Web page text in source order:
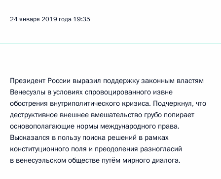
24 января 2019 года 19:35
Президент России выразил поддержку законным властям
Венесуэлы в условиях спровоцированного извне
обострения внутриполитического кризиса. Подчеркнул, что
деструктивное внешнее вмешательство грубо попирает
основополагающие нормы международного права.
Высказался в пользу поиска решений в рамках
конституционного поля и преодоления разногласий
в венесуэльском обществе путём мирного диалога.